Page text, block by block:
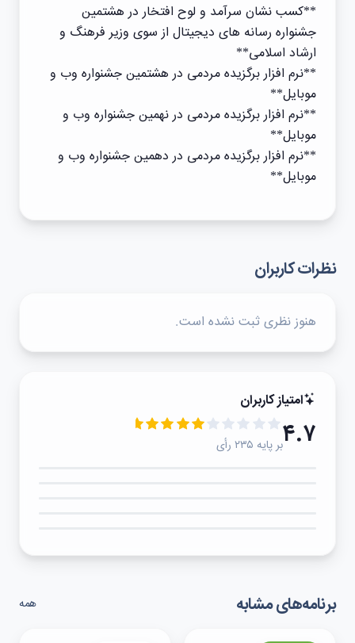
**کسب نشان سرآمد و لوح افتخار در هشتمین
جشنواره رسانه های دیجیتال از سوی وزیر فرهنگ و
ارشاد اسلامی**
**نرم افزار برگزیده مردمی در هشتمین جشنواره وب و
موبایل**
**نرم افزار برگزیده مردمی در نهمین جشنواره وب و
موبایل**
**نرم افزار برگزیده مردمی در دهمین جشنواره وب و
موبایل**
نظرات کاربران
هنوز نظری ثبت نشده است.
امتیاز کاربران
۴.۷بر پایه ۲۳۵ رأی
برنامه‌های مشابه همه